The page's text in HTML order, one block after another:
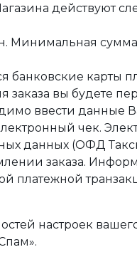
действуют
Минимальная сумма
банковские карты
заказа вы будете
ввести данные
чек.
данных (ОФД
заказа.
платежной
настроек